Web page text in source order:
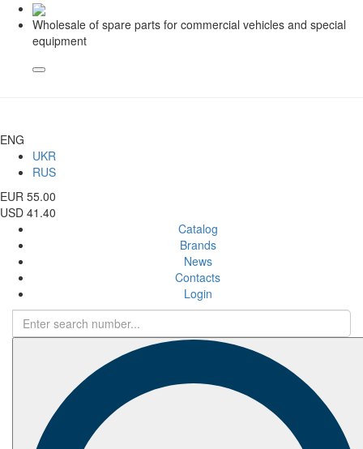
Wholesale of spare parts for commercial vehicles and special
equipment
ENG
UKR
RUS
EUR 55.00
USD 41.40
Catalog
Brands
News
Contacts
Login